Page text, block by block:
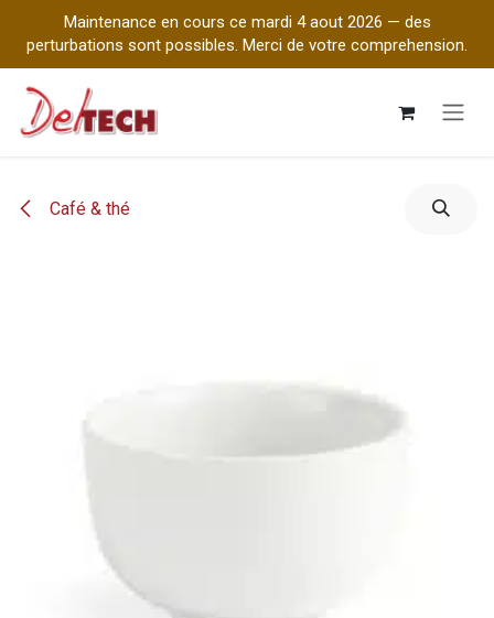
Maintenance en cours ce mardi 4 aout 2026 — des
perturbations sont possibles. Merci de votre comprehension.
Café & thé